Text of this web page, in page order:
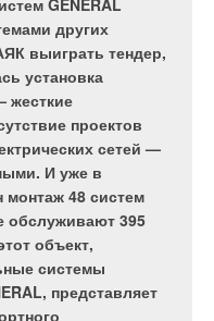
GENERAL
других
выиграть тендер,
установка
жесткие
проектов
сетей —
И уже в
монтаж 48 систем
обслуживают 395
объект,
системы
представляет
позволяющее
технологии
или гликолевые
климатические
эксплутационных
энергоутилизирующие
чистоту и
вытяжного воздуха
же время системы
как
для
энергии,
несмотря на
в такого рода